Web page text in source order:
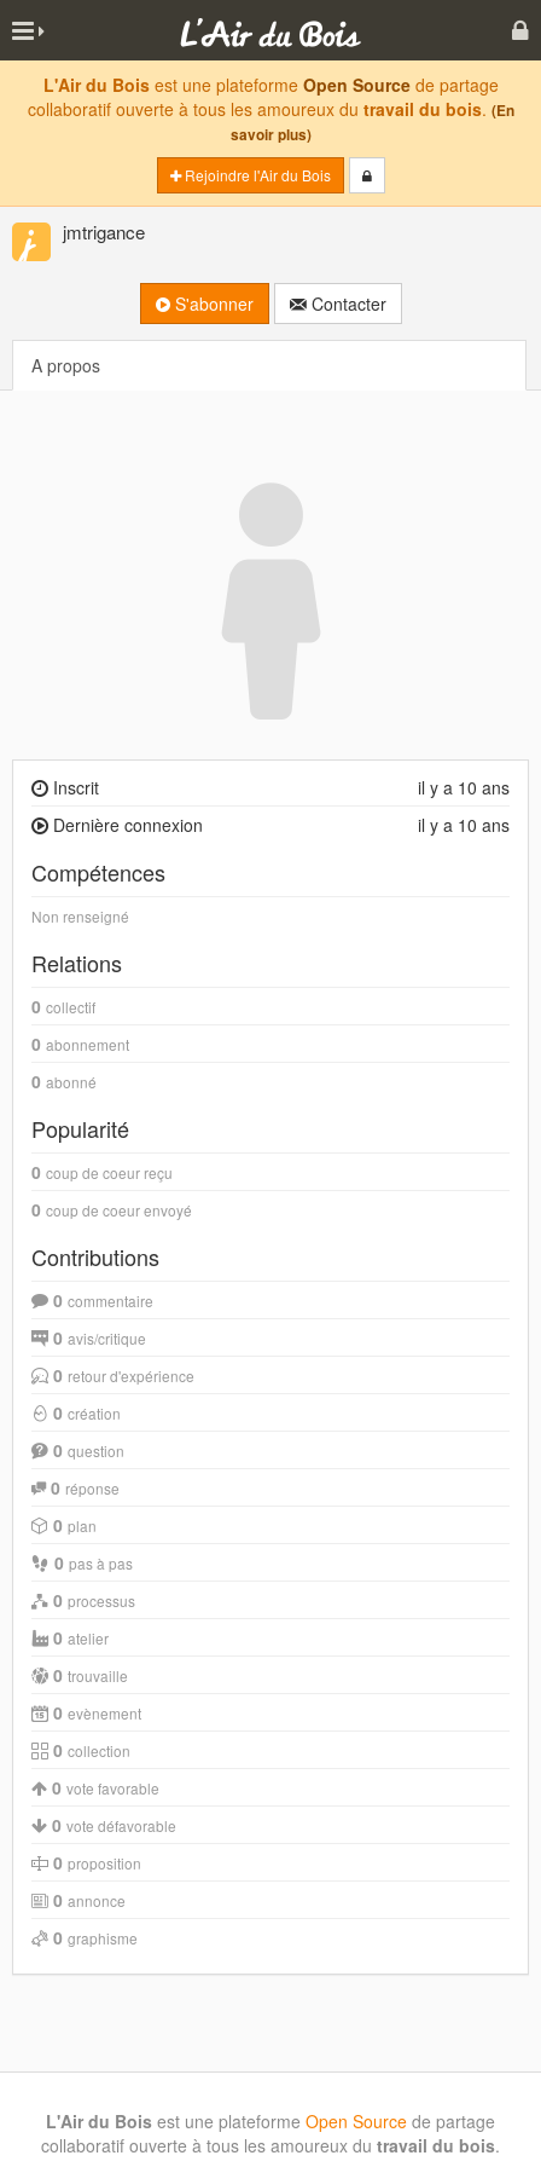
L'Air du Boisest une plateforme Open Sourcede partage
collaboratif ouverte à tous les amoureux du travail du bois. (En
savoir plus)
Rejoindre l'Air du Bois
jmtrigance
S'abonner Contacter
A propos
il y a 10 ans
Inscrit
il y a 10 ans
Dernière connexion
Compétences
Non renseigné
Relations
0 collectif
0 abonnement
0 abonné
Popularité
0 coup de coeur reçu
0 coup de coeur envoyé
Contributions
0 commentaire
0 avis/critique
0 retour d'expérience
0 création
0 question
0 réponse
0 plan
0 pas à pas
0 processus
0 atelier
0 trouvaille
0 evènement
0 collection
0 vote favorable
0 vote défavorable
0 proposition
0 annonce
0 graphisme
L'Air du Bois est une plateforme Open Source de partage
collaboratif ouverte à tous les amoureux du travail du bois.